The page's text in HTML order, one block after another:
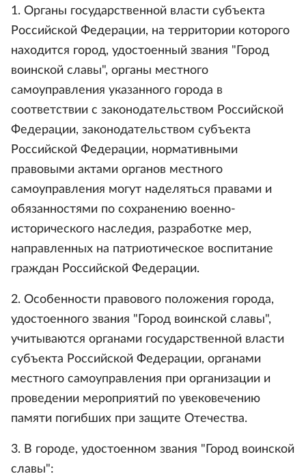
1. Органы государственной власти субъекта
Российской Федерации, на территории которого
находится город, удостоенный звания "Город
воинской славы", органы местного
самоуправления указанного города в
соответствии с законодательством Российской
Федерации, законодательством субъекта
Российской Федерации, нормативными
правовыми актами органов местного
самоуправления могут наделяться правами и
обязанностями по сохранению военно-
исторического наследия, разработке мер,
направленных на патриотическое воспитание
граждан Российской Федерации.
2. Особенности правового положения города,
удостоенного звания "Город воинской славы",
учитываются органами государственной власти
субъекта Российской Федерации, органами
местного самоуправления при организации и
проведении мероприятий по увековечению
памяти погибших при защите Отечества.
3. В городе, удостоенном звания "Город воинской
славы":